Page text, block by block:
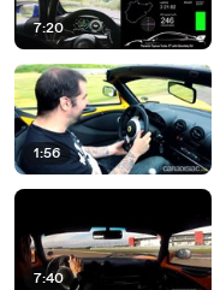
7:20
1:56
7:40